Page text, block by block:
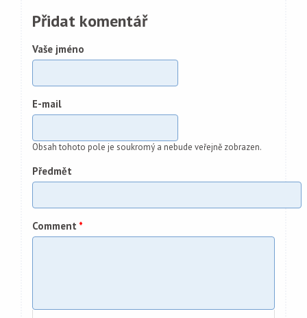
Přidat komentář
Vaše jméno
E-mail
Obsah tohoto pole je soukromý a nebude veřejně zobrazen.
Předmět
Comment *